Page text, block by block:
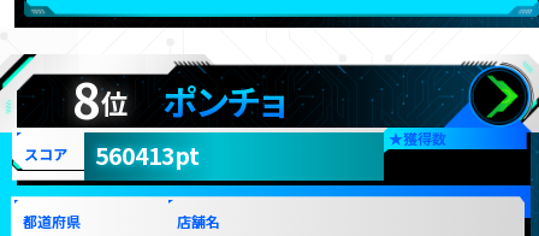
8位 ポンチョ
★獲得数
スコア 560413pt
都道府県 店舗名